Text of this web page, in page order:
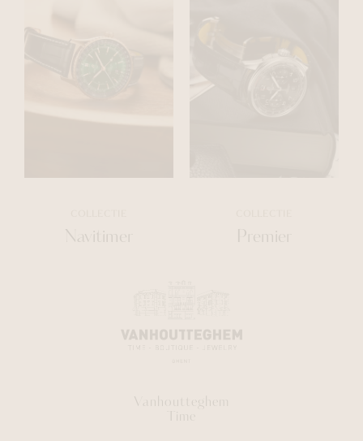
Navitimer Premier
Vanhoutteghem
Time